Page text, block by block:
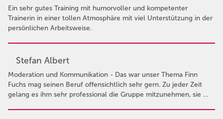
Ein sehr gutes Training mit humorvoller und kompetenter
Trainerin in einer tollen Atmosphäre mit viel Unterstützung in der
persönlichen Arbeitsweise.
Stefan Albert
Moderation und Kommunikation - Das war unser Thema Finn
Fuchs mag seinen Beruf offensichtlich sehr gern. Zu jeder Zeit
gelang es ihm sehr professional die Gruppe mitzunehmen, sie …